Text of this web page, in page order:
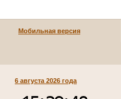
Мобильная версия
6 августа 2026 года